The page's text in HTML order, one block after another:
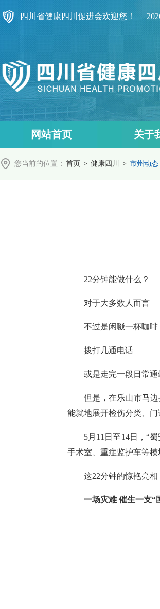
四川省健康四川促进会欢迎您！
网站首页 关于
您当前的位置： 首页 > 健康四川 > 市州动态
22分钟能做什么？
对于大多数人而言
不过是闲啜一杯咖啡
拨打几通电话
或是走完一段日常通
但是，在乐山市马
能就地展开检伤分类、门
5月11日至14日，“
手术室、重症监护车等
这22分钟的惊艳亮
一场灾难 催生一支“